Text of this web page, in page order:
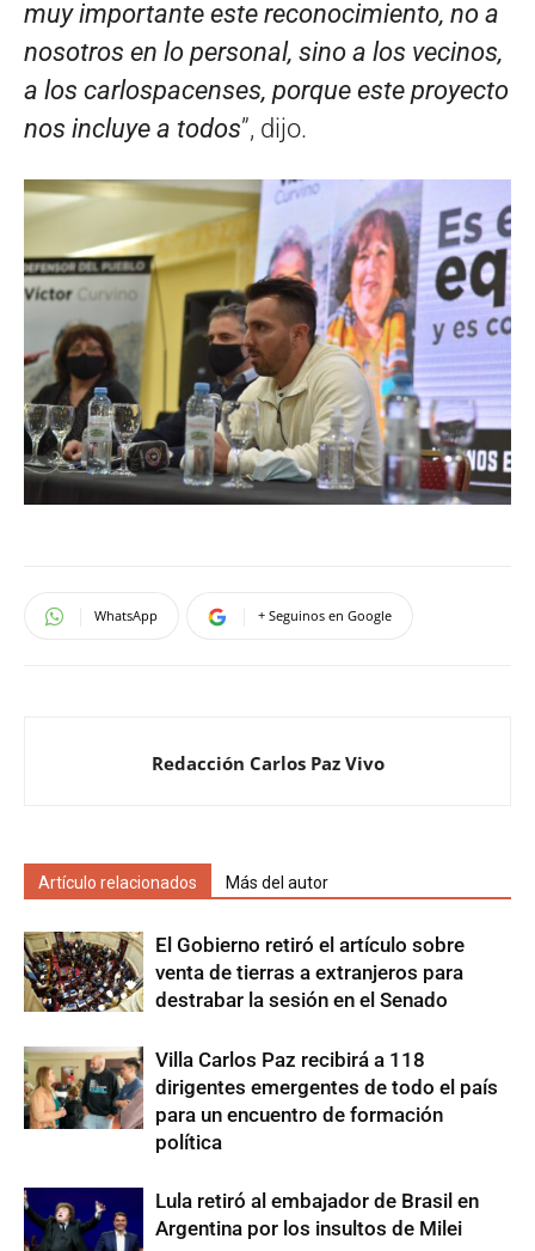
muy importante este reconocimiento, no a
nosotros en lo personal, sino a los vecinos,
a los carlospacenses, porque este proyecto
nos incluye a todos”, dijo.
WhatsApp + Seguinos en Google
Redacción Carlos Paz Vivo
Artículo relacionados Más del autor
El Gobierno retiró el artículo sobre
venta de tierras a extranjeros para
destrabar la sesión en el Senado
Villa Carlos Paz recibirá a 118
dirigentes emergentes de todo el país
para un encuentro de formación
política
Lula retiró al embajador de Brasil en
Argentina por los insultos de Milei